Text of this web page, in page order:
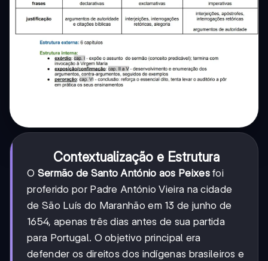
Contextualização e Estrutura
O Sermão de Santo António aos Peixesfoi
proferido por Padre António Vieira na cidade
de São Luís do Maranhão em 13 de junho de
1654, apenas três dias antes de sua partida
para Portugal. O objetivo principal era
defender os direitos dos indígenas brasileiros e